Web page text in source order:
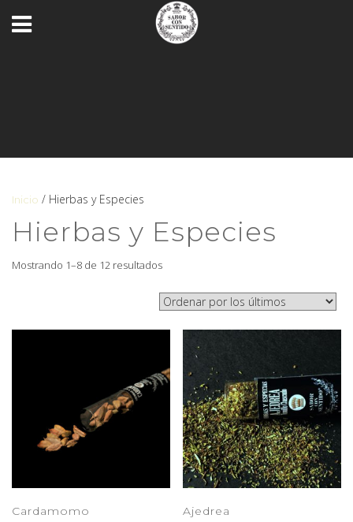
Inicio / Hierbas y Especies
Hierbas y Especies
Mostrando 1–8 de 12 resultados
Cardamomo Ajedrea